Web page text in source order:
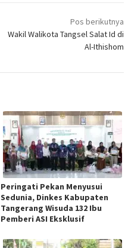
Pos berikutnya
Wakil Walikota Tangsel Salat Id di
Al-Ithishom
Peringati Pekan Menyusui
Sedunia, Dinkes Kabupaten
Tangerang Wisuda 132 Ibu
Pemberi ASI Eksklusif